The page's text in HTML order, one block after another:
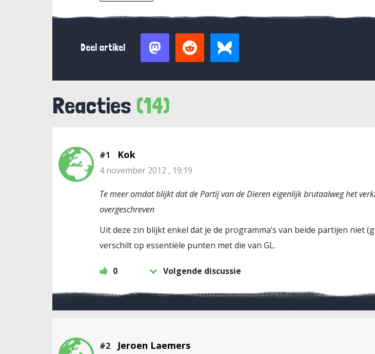
Deel artikel
Reacties (14)
#1 Kok
4 november 2012 , 19:19
Te meer omdat blijkt dat de Partij van de Dieren eigenlijk brutaalweg het
overgeschreven
Uit deze zin blijkt enkel dat je de programma’s van beide partijen niet
verschilt op essentiële punten met die van GL.
0 Volgende discussie
#2 Jeroen Laemers